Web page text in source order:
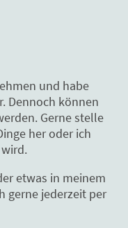
und habe
Dennoch können
Gerne stelle
her oder ich
etwas in meinem
gerne jederzeit per